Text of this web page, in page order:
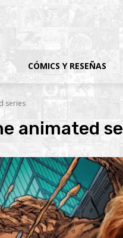
CÓMICS Y RESEÑAS
series
animated